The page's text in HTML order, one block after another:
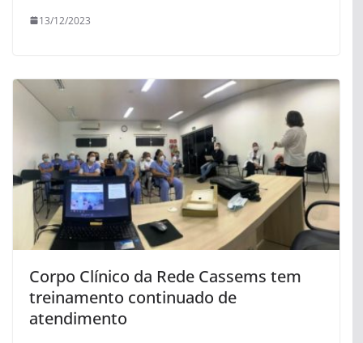
13/12/2023
Corpo Clínico da Rede Cassems tem
treinamento continuado de
atendimento